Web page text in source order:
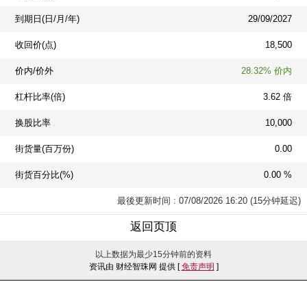
到期日(日/月/年) 29/09/2027
收回价(点) 18,500
价内/价外 28.32% 价内
杠杆比率(倍) 3.62 倍
换股比率 10,000
街货量(百万份) 0.00
街货百分比(%) 0.00 %
最後更新时间 : 07/08/2026 16:20 (15分钟延迟)
返回页顶
以上数据为最少15分钟前的资料
资讯由 财经智珠网 提供 [免责声明 ]